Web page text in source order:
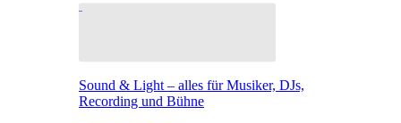
Sound & Light – alles für Musiker, DJs,
Recording und Bühne